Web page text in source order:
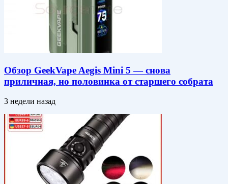
Обзор GeekVape Aegis Mini 5 — снова
приличная, но половинка от старшего собрата
3 недели назад